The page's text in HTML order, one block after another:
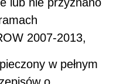
2007-2013,
w pełnym